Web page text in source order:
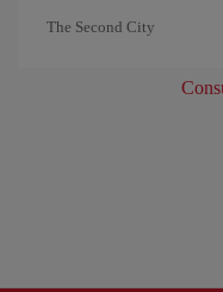
The Second City